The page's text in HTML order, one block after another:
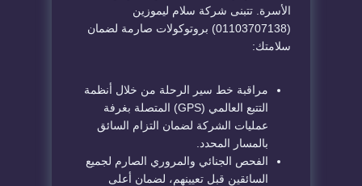
الأسرة. تتبنى شركة سلام ليموزين
(01103707138) بروتوكولات صارمة لضمان
سلامتك:
مراقبة خط سير الرحلة من خلال أنظمة
التتبع العالمي (GPS) المتصلة بغرفة
عمليات الشركة لضمان التزام السائق
بالمسار المحدد.
الفحص الجنائي والمروري الصارم لجميع
السائقين قبل تعيينهم، لضمان أعلى